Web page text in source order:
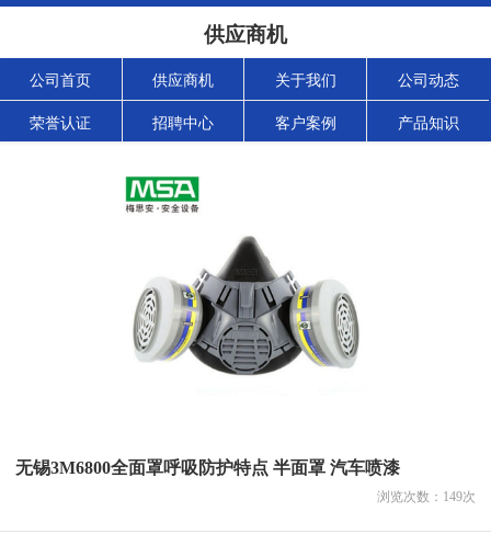
供应商机
公司首页 供应商机 关于我们 公司动态
荣誉认证 招聘中心 客户案例 产品知识
无锡3M6800全面罩呼吸防护特点 半面罩 汽车喷漆
浏览次数： 149次